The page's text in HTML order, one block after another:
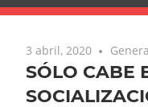
3 abril, 2020
SÓLO CABE